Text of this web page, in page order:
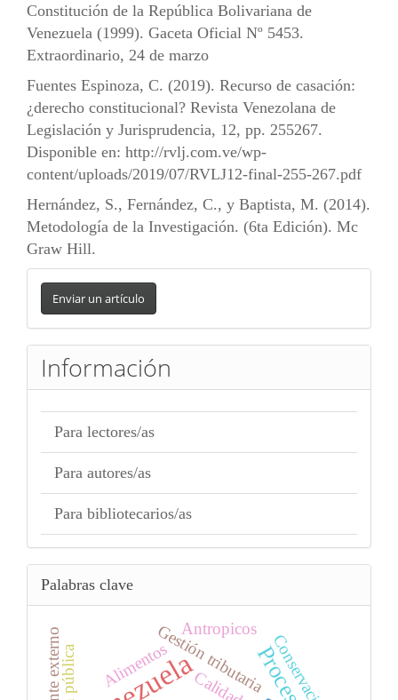
Constitución de la República Bolivariana de
Venezuela (1999). Gaceta Oficial Nº 5453.
Extraordinario, 24 de marzo
Fuentes Espinoza, C. (2019). Recurso de casación:
¿derecho constitucional? Revista Venezolana de
Legislación y Jurisprudencia, 12, pp. 255267.
Disponible en: http://rvlj.com.ve/wp-
content/uploads/2019/07/RVLJ12-final-255-267.pdf
Hernández, S., Fernández, C., y Baptista, M. (2014).
Metodología de la Investigación. (6ta Edición). Mc
Graw Hill.
Enviar
un
artículo
Enviar un artículo
Información
Para lectores/as
Para autores/as
Para bibliotecarios/as
Palabras clave
Cliente externo Gestión tributaria
Calidad
Antropicos
Conservación
Alimentos